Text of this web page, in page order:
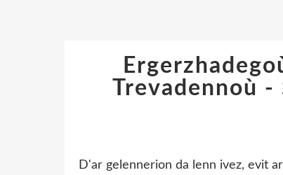
Trevadennoù -
D'ar gelennerion da lenn ivez, evit